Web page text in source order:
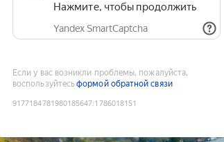
Нажмите, чтобы продолжить
Yandex SmartCaptcha
Если у вас возникли проблемы, пожалуйста,
воспользуйтесьформой обратной связи
9177184781980185647:1786018151